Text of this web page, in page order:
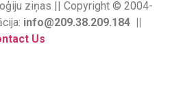
ziņas || Copyright © 2004-
info@209.38.209.184 ||
Us